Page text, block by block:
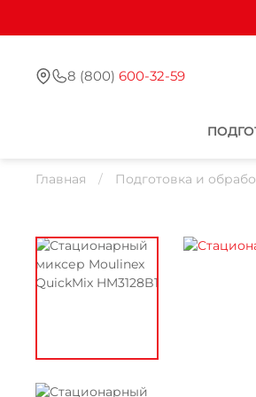
8 (800) 600-32-59
Главная Подготовка и